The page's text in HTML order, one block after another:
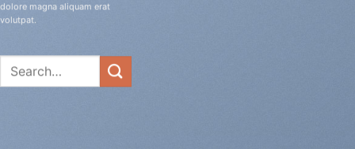
dolore magna aliquam erat
volutpat.
Search